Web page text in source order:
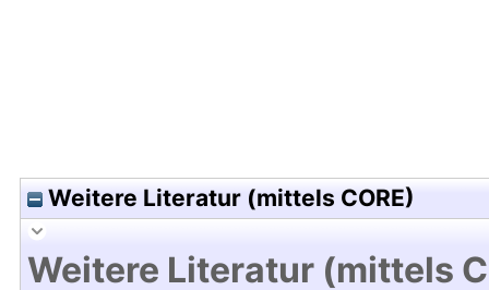
Weitere Literatur (mittels CORE)
Weitere Literatur (mittels